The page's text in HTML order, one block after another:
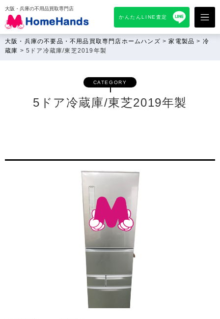
大阪・兵庫の不用品買取専門店
かんたんLINE査定
大阪・兵庫の不要品・不用品買取専門店ホームハンズ >家電製品 > 冷
蔵庫 >5ドア冷蔵庫/東芝2019年製
CATEGORY
5ドア冷蔵庫/東芝2019年製